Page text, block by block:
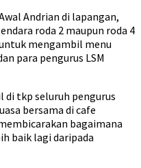
Andrian di lapangan,
roda 2 maupun roda 4
mengambil menu
para pengurus LSM
tkp seluruh pengurus
bersama di cafe
bagaimana
baik lagi daripada